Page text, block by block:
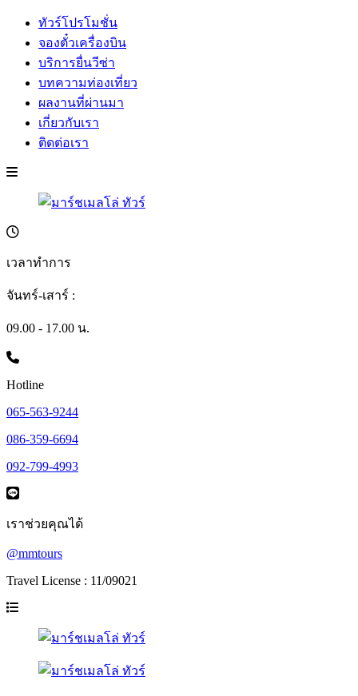
ทัวร์โปรโมชั่น
จองตั๋วเครื่องบิน
บริการยื่นวีซ่า
บทความท่องเที่ยว
ผลงานที่ผ่านมา
เกี่ยวกับเรา
ติดต่อเรา
เวลาทำการ
จันทร์-เสาร์ :
09.00 - 17.00 น.
Hotline
065-563-9244
086-359-6694
092-799-4993
เราช่วยคุณได้
@mmtours
Travel License : 11/09021